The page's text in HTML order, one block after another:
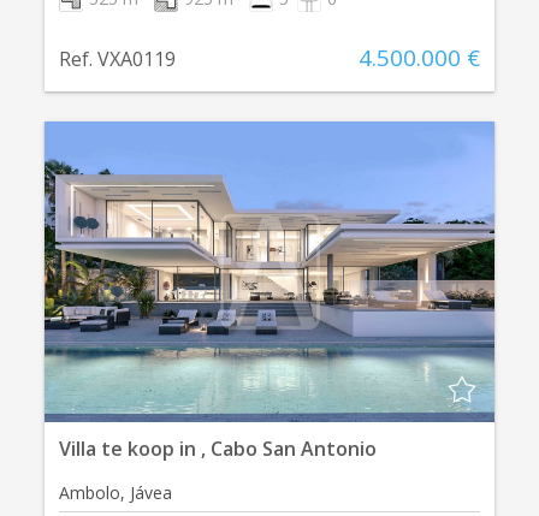
Ref. VXA0119 4.500.000 €
Villa te koop in , Cabo San Antonio
Ambolo, Jávea